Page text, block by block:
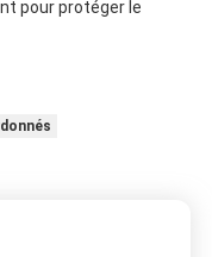
pour protéger le